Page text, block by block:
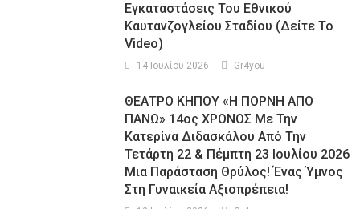
Εγκαταστάσεις Του Εθνικού
Καυτανζογλείου Σταδίου (Δείτε Το
Video)
14 Ιουλίου 2026 Gr4you
ΘΕΑΤΡΟ ΚΗΠΟΥ «Η ΠΟΡΝΗ ΑΠΟ
ΠΑΝΩ» 14ος ΧΡΟΝΟΣ Με Την
Κατερίνα Διδασκάλου Από Την
Τετάρτη 22 & Πέμπτη 23 Ιουλίου 2026
Μια Παράσταση Θρύλος! Ένας Ύμνος
Στη Γυναικεία Αξιοπρέπεια!